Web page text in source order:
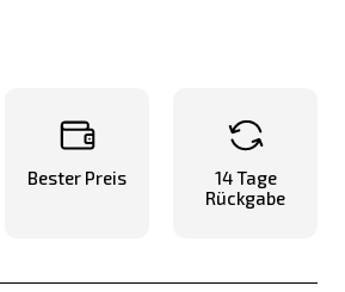
Bester Preis
14 Tage
Rückgabe